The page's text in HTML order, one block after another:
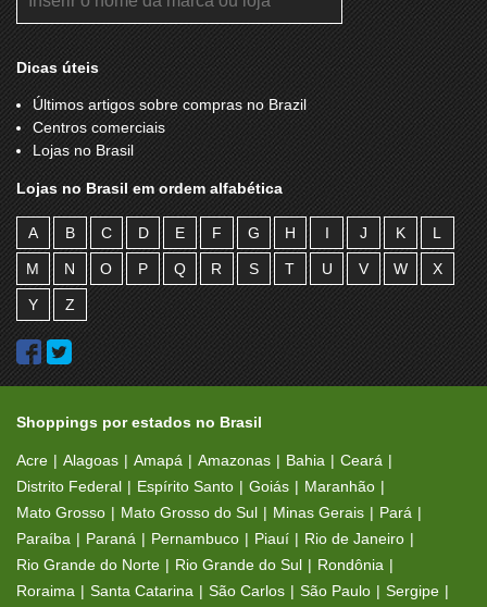
Dicas úteis
Últimos artigos sobre compras no Brazil
Centros comerciais
Lojas no Brasil
Lojas no Brasil em ordem alfabética
A B C D E F G H I J K L
M N O P Q R S T U V W X
Y Z
Shoppings por estados no Brasil
Acre Alagoas Amapá Amazonas Bahia
Ceará
Distrito Federal
Espírito Santo Goiás
Maranhão
Mato Grosso
Mato Grosso do Sul Minas Gerais
Pará
Paraíba
Paraná Pernambuco Piauí
Rio de Janeiro
Rio Grande do Norte
Rio Grande do Sul
Rondônia
Roraima
Santa Catarina São Carlos São Paulo Sergipe